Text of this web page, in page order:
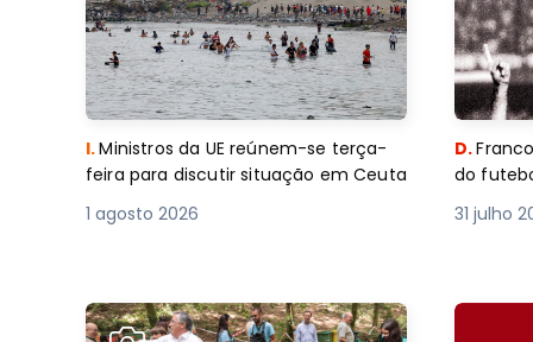
I.Ministros da UE reúnem-se terça-
feira para discutir situação em Ceuta
1 agosto 2026
D.
do
31 julho